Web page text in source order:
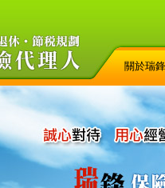
關於瑞鋒